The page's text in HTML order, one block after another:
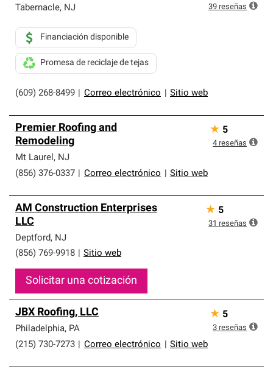
Tabernacle, NJ
(609) 268-8499 Correo electrónico Sitio web
Financiación disponible
Promesa de reciclaje de tejas
39 reseñas
Premier Roofing and
Remodeling
Mt Laurel, NJ
(856) 376-0337
Correo electrónico Sitio web
★ 5
4 reseñas
AM Construction Enterprises
LLC
Deptford, NJ
(856) 769-9918
Sitio web
Solicitar una cotización
★ 5
31 reseñas
JBX Roofing, LLC
Philadelphia, PA
(215) 730-7273
Correo electrónico Sitio web
★ 5
3 reseñas